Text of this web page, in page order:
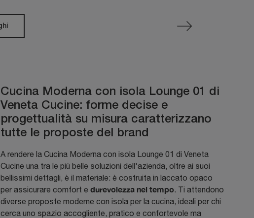
Cucina Moderna con isola Lounge 01 di
Veneta Cucine: forme decise e
progettualità su misura caratterizzano
tutte le proposte del brand
A rendere la Cucina Moderna con isola Lounge 01 di Veneta
Cucine una tra le più belle soluzioni dell'azienda, oltre ai suoi
bellissimi dettagli, è il materiale: è costruita in laccato opaco
per assicurare comfort e durevolezza nel tempo. Ti attendono
diverse proposte moderne con isola per la cucina, ideali per chi
cerca uno spazio accogliente, pratico e confortevole ma